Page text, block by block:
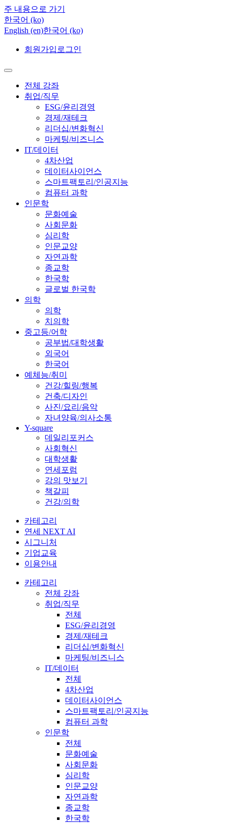
주 내용으로 가기
한국어 ‎(ko)‎
English ‎(en)‎한국어 ‎(ko)‎
회원가입 로그인
전체 강좌
취업/직무
ESG/윤리경영
경제/재테크
리더십/변화혁신
마케팅/비즈니스
IT/데이터
4차산업
데이터사이언스
스마트팩토리/인공지능
컴퓨터 과학
인문학
문화예술
사회문화
심리학
인문교양
자연과학
종교학
한국학
글로벌 한국학
의학
의학
치의학
중고등/어학
공부법/대학생활
외국어
한국어
예체능/취미
건강/힐링/행복
건축/디자인
사진/요리/음악
자녀양육/의사소통
Y-square
데일리포커스
사회혁신
대학생활
연세포럼
강의 맛보기
책갈피
건강/의학
카테고리
연세 NEXT AI
시그니처
기업교육
이용안내
카테고리
전체 강좌
취업/직무
전체
ESG/윤리경영
경제/재테크
리더십/변화혁신
마케팅/비즈니스
IT/데이터
전체
4차산업
데이터사이언스
스마트팩토리/인공지능
컴퓨터 과학
인문학
전체
문화예술
사회문화
심리학
인문교양
자연과학
종교학
한국학